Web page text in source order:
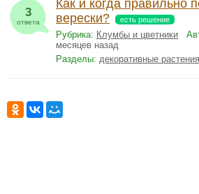
3
ответа
Как и когда правильно
верески?
есть решение
Рубрика: Клумбы и цветники
месяцев назад
Разделы: декоративные растения